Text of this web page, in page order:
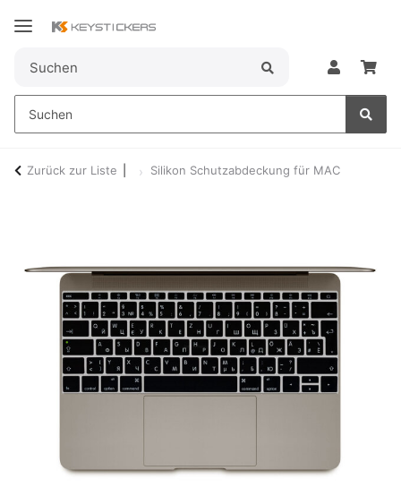
Zurück zur Liste Silikon Schutzabdeckung für MAC